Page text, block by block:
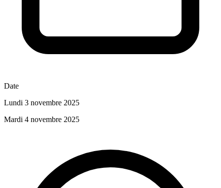
Date
Lundi 3 novembre 2025
Mardi 4 novembre 2025